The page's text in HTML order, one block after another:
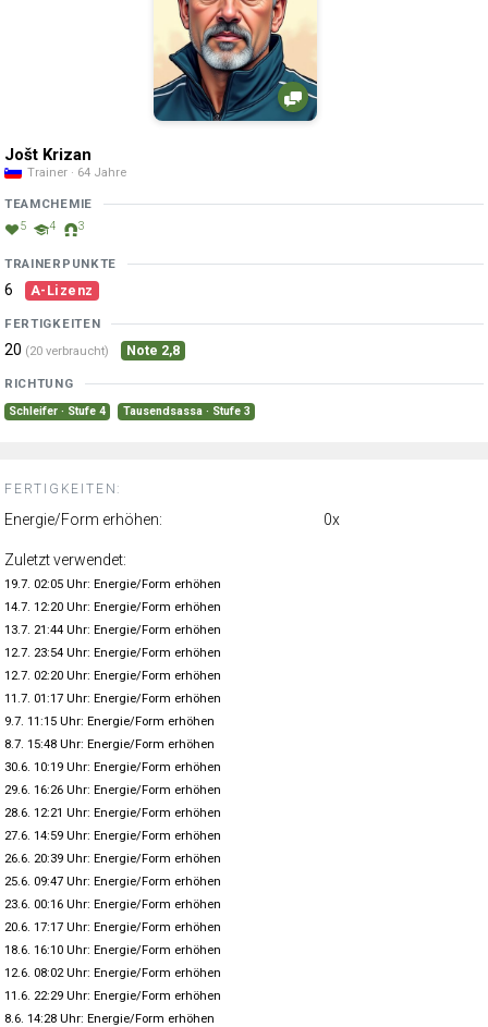
Jošt Krizan
Trainer · 64 Jahre
TEAMCHEMIE
5 4 3
TRAINERPUNKTE
6 A-Lizenz
FERTIGKEITEN
20 (20 verbraucht) Note 2,8
RICHTUNG
Schleifer · Stufe 4 Tausendsassa · Stufe 3
FERTIGKEITEN:
Energie/Form erhöhen: 0x
Zuletzt verwendet:
19.7. 02:05 Uhr: Energie/Form erhöhen
14.7. 12:20 Uhr: Energie/Form erhöhen
13.7. 21:44 Uhr: Energie/Form erhöhen
12.7. 23:54 Uhr: Energie/Form erhöhen
12.7. 02:20 Uhr: Energie/Form erhöhen
11.7. 01:17 Uhr: Energie/Form erhöhen
9.7. 11:15 Uhr: Energie/Form erhöhen
8.7. 15:48 Uhr: Energie/Form erhöhen
30.6. 10:19 Uhr: Energie/Form erhöhen
29.6. 16:26 Uhr: Energie/Form erhöhen
28.6. 12:21 Uhr: Energie/Form erhöhen
27.6. 14:59 Uhr: Energie/Form erhöhen
26.6. 20:39 Uhr: Energie/Form erhöhen
25.6. 09:47 Uhr: Energie/Form erhöhen
23.6. 00:16 Uhr: Energie/Form erhöhen
20.6. 17:17 Uhr: Energie/Form erhöhen
18.6. 16:10 Uhr: Energie/Form erhöhen
12.6. 08:02 Uhr: Energie/Form erhöhen
11.6. 22:29 Uhr: Energie/Form erhöhen
8.6. 14:28 Uhr: Energie/Form erhöhen